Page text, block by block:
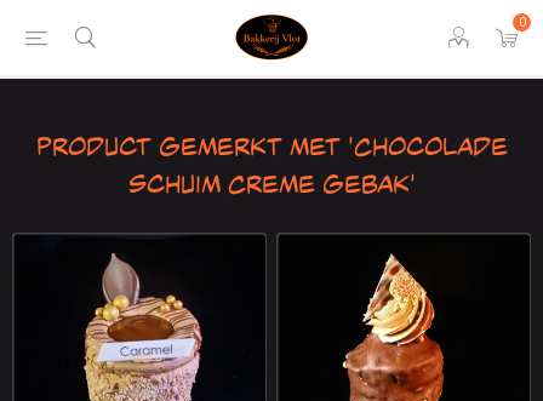
0
Product gemerkt met 'Chocolade
Schuim Creme gebak'